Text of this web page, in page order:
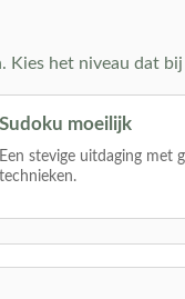
Kies het niveau dat
Sudoku moeilijk
Een stevige uitdaging met
technieken.